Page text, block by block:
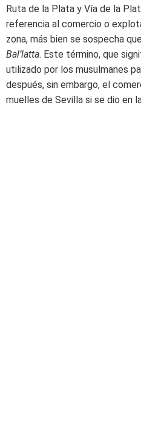
Ruta de la Plata y Vía de la
referencia al comercio o
zona, más bien se sospecha
Bal’latta. Este término, que
utilizado por los musulmanes
después, sin embargo, el
muelles de Sevilla si se dio en